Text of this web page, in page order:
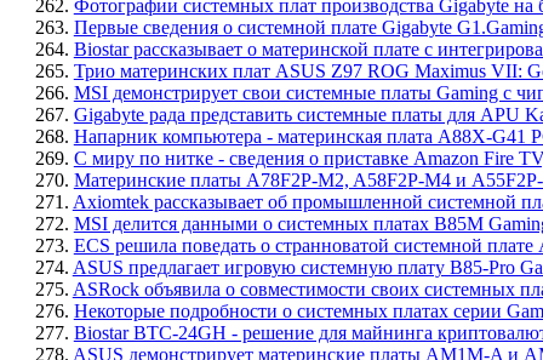
262. Фотографии системных плат производства Gigabyte
263. Первые сведения о системной плате Gigabyte
264. Biostar рассказывает о материнской плате с
265. Трио материнских плат ASUS Z97 ROG Maximus VII:
266. MSI демонстрирует свои системные платы Gaming с
267. Gigabyte рада представить системные платы для
268. Напарник компьютера - материнская плата A88X-G41
269. С миру по нитке - сведения о приставке Amazon Fire
270. Материнские платы A78F2P-M2, A58F2P-M4 и
271. Axiomtek рассказывает об промышленной системной
272. MSI делится данными о системных платах B85M
273. ECS решила поведать о странноватой системной
274. ASUS предлагает игровую системную плату B85-Pro
275. ASRock объявила о совместимости своих системных
276. Некоторые подробности о системных платах серии
277. Biostar BTC-24GH - решение для майнинга
278. ASUS демонстрирует материнские платы AM1M-A и